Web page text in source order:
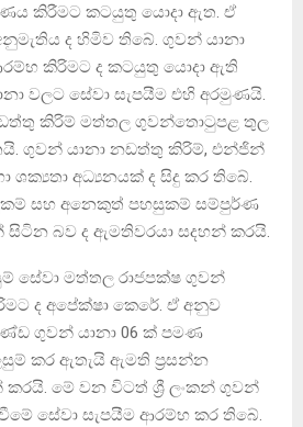
කිරීමට කටයුතු යොදා ඇත. ඒ
ද හිමිව තිබේ. ගුවන් යානා
කිරිමට ද කටයුතු යොදා ඇති
වලට සේවා සැපයීම එහි අරමුණයි.
කිරිම් මත්තල ගුවන්තොටුපළ තුල
ගුවන් යානා නඩත්තු කිරිම්, එන්ජින්
ශක්‍යතා අධ්‍යනයක් ද සිදු කර තිබේ.
සහ අනෙකුත් පහසුකම් සම්පුර්ණ
බව ද ඇමතිවරයා සදහන් කරයි.
සේවා මත්තල රාජපක්ෂ ගුවන්
ද අපේක්ෂා කෙරේ. ඒ අනුව
ගුවන් යානා 06 ක් පමණ
කර ඇතැයි ඇමති ප්‍රසන්න
මේ වන විටත් ශ්‍රී ලංකන් ගුවන්
සේවා සැපයීම ආරම්භ කර තිබේ.